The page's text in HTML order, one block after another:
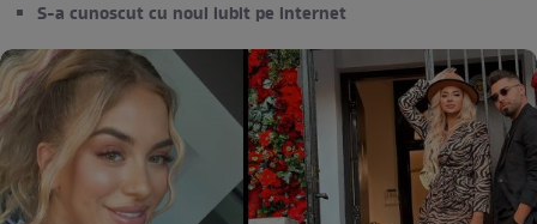
S-a cunoscut cu noul iubit pe internet